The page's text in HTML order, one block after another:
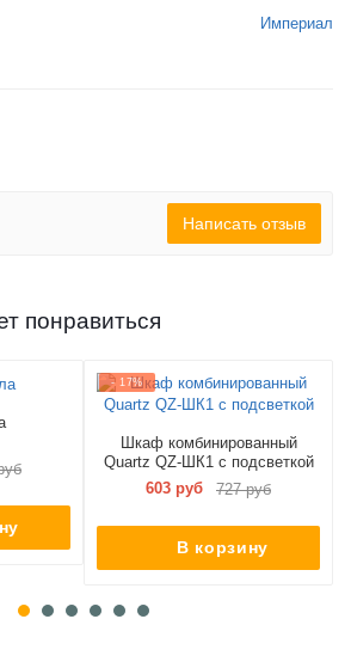
Империал
Написать отзыв
понравиться
- 17%
Шкаф комбинированный
Quartz QZ-ШК1 с подсветкой
603 руб
727 руб
В корзину